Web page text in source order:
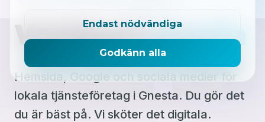
WebbyråGnesta
Hemsida, Google och sociala medier för
lokala tjänsteföretag i Gnesta. Du gör det
du är bäst på. Vi sköter det digitala.
Endast nödvändiga
Godkänn alla